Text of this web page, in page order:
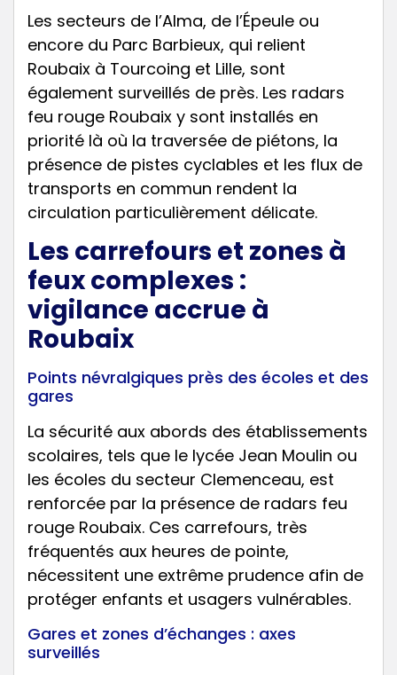
Les secteurs de l’Alma, de l’Épeule ou
encore du Parc Barbieux, qui relient
Roubaix à Tourcoing et Lille, sont
également surveillés de près. Les radars
feu rouge Roubaix y sont installés en
priorité là où la traversée de piétons, la
présence de pistes cyclables et les flux de
transports en commun rendent la
circulation particulièrement délicate.
Les carrefours et zones à
feux complexes :
vigilance accrue à
Roubaix
Points névralgiques près des écoles et des
gares
La sécurité aux abords des établissements
scolaires, tels que le lycée Jean Moulin ou
les écoles du secteur Clemenceau, est
renforcée par la présence de radars feu
rouge Roubaix. Ces carrefours, très
fréquentés aux heures de pointe,
nécessitent une extrême prudence afin de
protéger enfants et usagers vulnérables.
Gares et zones d’échanges : axes
surveillés